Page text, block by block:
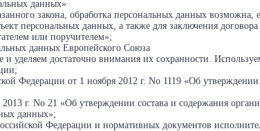
данных»
закона, обработка персональных данных
персональных данных, а также для заключения
или поручителем»;
данных Европейского Союза
уделяем достаточно внимания их сохранности.
Федерации от 1 ноября 2012 г. No 1119 «Об
г. No 21 «Об утверждении состава и содержания
данных»;
Федерации и нормативных документов